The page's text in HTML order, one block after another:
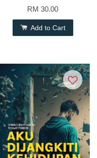
RM 30.00
Add to Cart